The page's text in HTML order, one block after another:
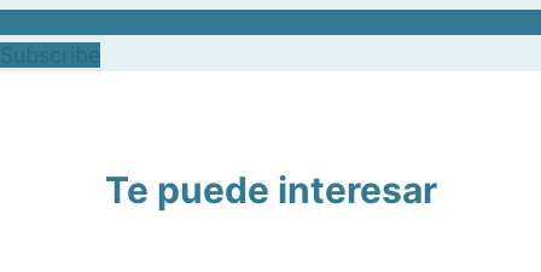
Te puede interesar